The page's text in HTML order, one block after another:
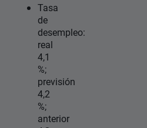
Tasa
de
desempleo:
real
4,1
%;
previsión
4,2
%;
anterior